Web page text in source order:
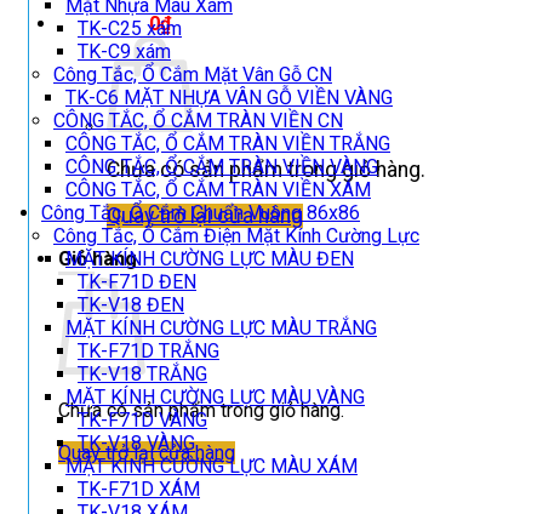
Giỏ hàng /0₫
Chưa có sản phẩm trong giỏ hàng.
Quay trở lại cửa hàng
Giỏ hàng
Chưa có sản phẩm trong giỏ hàng.
Quay trở lại cửa hàng
Mặt Nhựa Màu Xám
TK-C25 xám
TK-C9 xám
Công Tắc, Ổ Cắm Mặt Vân Gỗ CN
TK-C6 MẶT NHỰA VÂN GỖ VIỀN VÀNG
CÔNG TẮC, Ổ CẮM TRÀN VIỀN CN
CÔNG TẮC, Ổ CẮM TRÀN VIỀN TRẮNG
CÔNG TẮC, Ổ CẮM TRÀN VIỀN VÀNG
CÔNG TẮC, Ổ CẮM TRÀN VIỀN XÁM
Công Tắc, Ổ Cắm Chuẩn Vuông 86x86
Công Tắc, Ổ Cắm Điện Mặt Kính Cường Lực
MẶT KÍNH CƯỜNG LỰC MÀU ĐEN
TK-F71D ĐEN
TK-V18 ĐEN
MẶT KÍNH CƯỜNG LỰC MÀU TRẮNG
TK-F71D TRẮNG
TK-V18 TRẮNG
MẶT KÍNH CƯỜNG LỰC MÀU VÀNG
TK-F71D VÀNG
TK-V18 VÀNG
MẶT KÍNH CƯỜNG LỰC MÀU XÁM
TK-F71D XÁM